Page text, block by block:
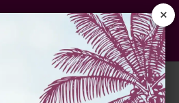
×